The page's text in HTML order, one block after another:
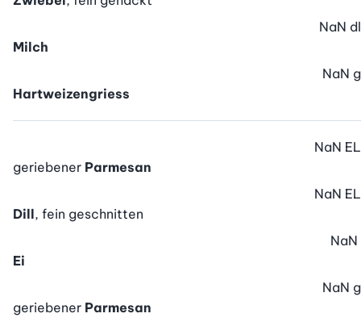
Milch
NaN dl
Hartweizengriess
NaN g
geriebener Parmesan
NaN EL
Dill, fein geschnitten
NaN EL
Ei
NaN
geriebener Parmesan
NaN g